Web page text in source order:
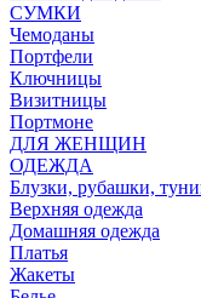
СУМКИ
Чемоданы
Портфели
Ключницы
Визитницы
Портмоне
ДЛЯ ЖЕНЩИН
ОДЕЖДА
Блузки, рубашки,
Верхняя одежда
Домашняя одежда
Платья
Жакеты